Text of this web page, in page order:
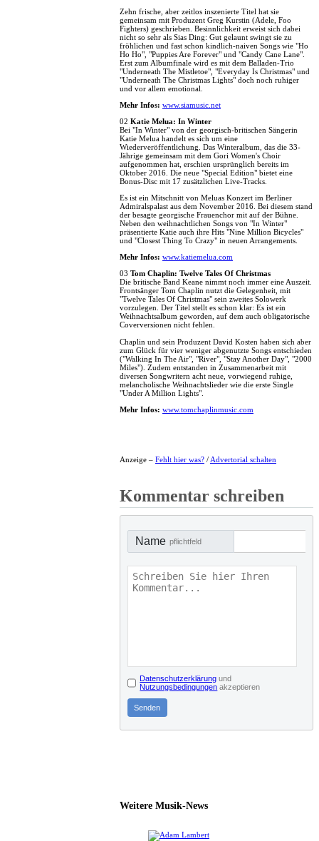
Zehn frische, aber zeitlos inszenierte Titel hat sie
gemeinsam mit Produzent Greg Kurstin (Adele, Foo
Fighters) geschrieben. Besinnlichkeit erweist sich dabei
nicht so sehr als Sias Ding: Gut gelaunt swingt sie zu
fröhlichen und fast schon kindlich-naiven Songs wie "Ho
Ho Ho", "Puppies Are Forever" und "Candy Cane Lane".
Erst zum Albumfinale wird es mit dem Balladen-Trio
"Underneath The Mistletoe", "Everyday Is Christmas" und
"Underneath The Christmas Lights" doch noch ruhiger
und vor allem emotional.
Mehr Infos: www.siamusic.net
02 Katie Melua: In Winter
Bei "In Winter" von der georgisch-britischen Sängerin
Katie Melua handelt es sich um eine
Wiederveröffentlichung. Das Winteralbum, das die 33-
Jährige gemeinsam mit dem Gori Women's Choir
aufgenommen hat, erschien ursprünglich bereits im
Oktober 2016. Die neue "Special Edition" bietet eine
Bonus-Disc mit 17 zusätzlichen Live-Tracks.
Es ist ein Mitschnitt von Meluas Konzert im Berliner
Admiralspalast aus dem November 2016. Bei diesem stand
der besagte georgische Frauenchor mit auf der Bühne.
Neben den weihnachtlichen Songs von "In Winter"
präsentierte Katie auch ihre Hits "Nine Million Bicycles"
und "Closest Thing To Crazy" in neuen Arrangements.
Mehr Infos: www.katiemelua.com
03 Tom Chaplin: Twelve Tales Of Christmas
Die britische Band Keane nimmt noch immer eine Auszeit.
Frontsänger Tom Chaplin nutzt die Gelegenheit, mit
"Twelve Tales Of Christmas" sein zweites Solowerk
vorzulegen. Der Titel stellt es schon klar: Es ist ein
Weihnachtsalbum geworden, auf dem auch obligatorische
Coverversionen nicht fehlen.
Chaplin und sein Produzent David Kosten haben sich aber
zum Glück für vier weniger abgenutzte Songs entschieden
("Walking In The Air", "River", "Stay Another Day", "2000
Miles"). Zudem entstanden in Zusammenarbeit mit
diversen Songwritern acht neue, vorwiegend ruhige,
melancholische Weihnachtslieder wie die erste Single
"Under A Million Lights".
Mehr Infos: www.tomchaplinmusic.com
Anzeige – Fehlt hier was? / Advertorial schalten
Kommentar schreiben
Name pflichtfeld
Datenschutzerklärung und
Nutzungsbedingungen akzeptieren
Senden
Weitere Musik-News